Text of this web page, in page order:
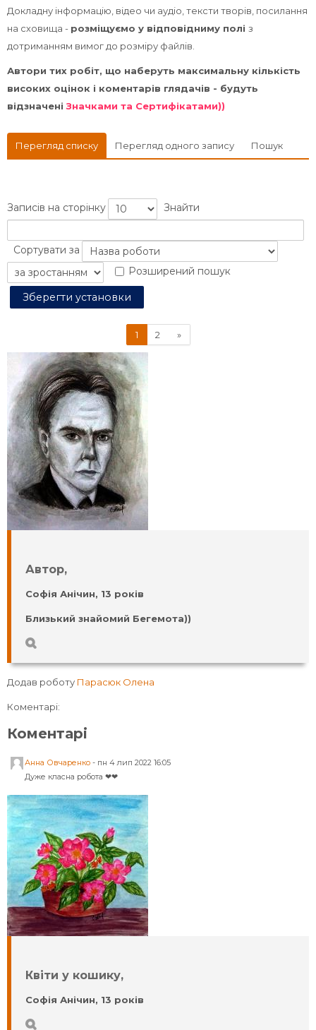
Докладну інформацію, відео чи аудіо, тексти творів, посилання
на сховища - розміщуємо у відповідниму полі з
дотриманням вимог до розміру файлів.
Автори тих робіт, що наберуть максимальну кількість
високих оцінок і коментарів глядачів - будуть
відзначеніЗначками та Сертифікатами))
Перегляд списку Перегляд одного запису Пошук
Записів на сторінку Знайти
Сортувати за
Розширений пошук
1(поточний)
2 »Далі
Автор,
Софія Анічин, 13 років
Близький знайомий Бегемота))
Додав роботу Парасюк Олена
Коментарі:
Коментарі
Анна Овчаренко - пн 4 лип 2022 16:05
Дуже класна робота ❤❤
Квіти у кошику,
Софія Анічин, 13 років